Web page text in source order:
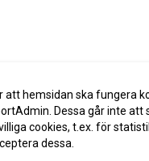
att hemsidan ska fungera
Dessa går inte att
cookies, t.ex. för
dessa.